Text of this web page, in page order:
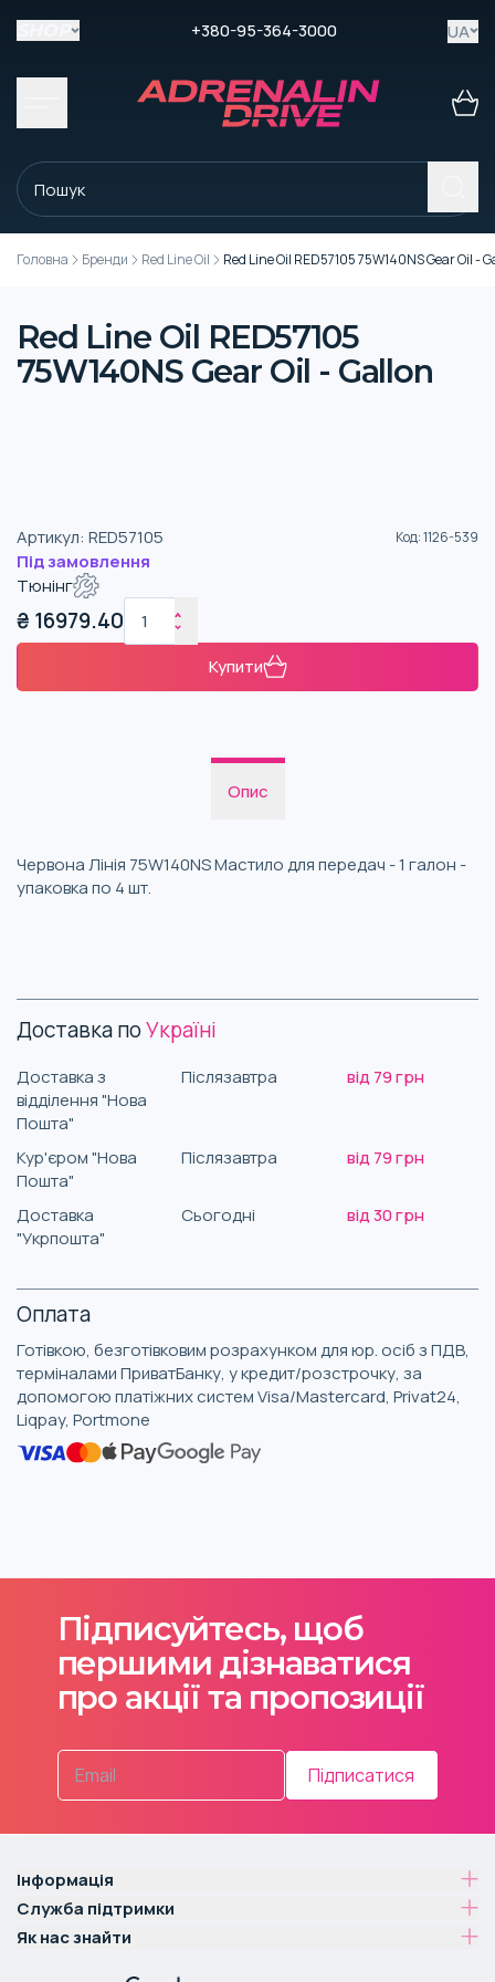
+380-95-364-3000 UA
Головна Бренди Red Line Oil Red Line Oil RED57105 75W140NS Gear Oil -
Red Line Oil RED57105
75W140NS Gear Oil - Gallon
Артикул: RED57105 Код:1126-539
Під замовлення
Тюнінг
₴ 16979.40
Купити
Опис
Червона Лінія 75W140NS Мастило для передач - 1 галон -
упаковка по 4 шт.
Доставка поУкраїні
Доставка з
відділення "Нова
Пошта"
Післязавтра від 79 грн
Кур'єром "Нова
Пошта"
Післязавтра від 79 грн
Доставка
"Укрпошта"
Сьогодні від 30 грн
Оплата
Готівкою, безготівковим розрахунком для юр. осіб з ПДВ,
терміналами ПриватБанку, у кредит/розстрочку, за
допомогою платіжних систем Visa/Mastercard, Privat24,
Liqpay, Portmone
Підписуйтесь, щоб
першими дізнаватися
про акції та пропозиції
Підписатися
Інформація
Служба підтримки
Як нас знайти